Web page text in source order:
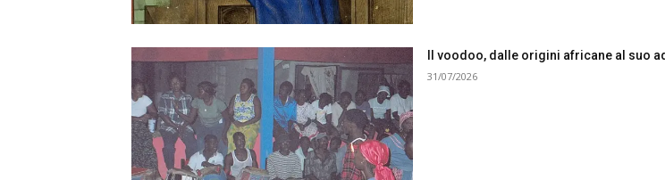
Il voodoo, dalle origini africane al suo
31/07/2026